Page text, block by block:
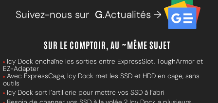
Suivez-nous sur G.Actualités →
SUR LE COMPTOIR, AU ~MÊME SUJET
Icy Dock enchaîne les sorties entre ExpressSlot, ToughArmor et
EZ-Adapter
Avec ExpressCage, Icy Dock met les SSD et HDD en cage, sans
outils
Icy Dock sort l’artillerie pour mettre vos SSD à l’abri